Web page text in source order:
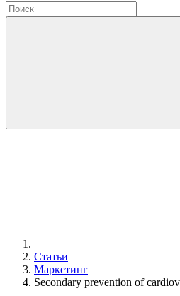
Статьи
Маркетинг
Secondary prevention of